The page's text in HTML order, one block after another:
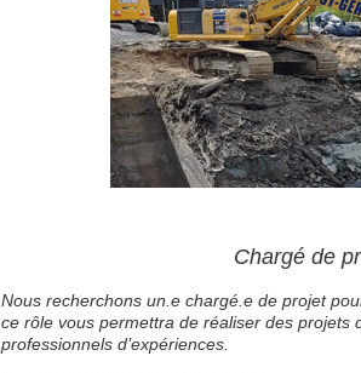
Chargé de
Nous recherchons un.e chargé.e de projet
ce rôle vous permettra de réaliser des projets
professionnels d’expériences.